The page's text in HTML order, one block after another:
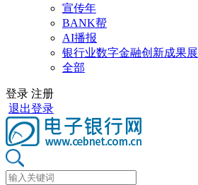
宣传年
BANK帮
AI播报
银行业数字金融创新成果展
全部
登录 注册
退出登录